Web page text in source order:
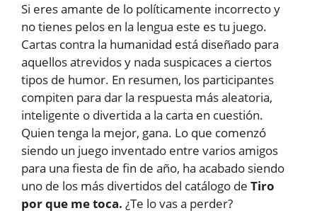
Si eres amante de lo políticamente incorrecto y
no tienes pelos en la lengua este es tu juego.
Cartas contra la humanidad está diseñado para
aquellos atrevidos y nada suspicaces a ciertos
tipos de humor. En resumen, los participantes
compiten para dar la respuesta más aleatoria,
inteligente o divertida a la carta en cuestión.
Quien tenga la mejor, gana. Lo que comenzó
siendo un juego inventado entre varios amigos
para una fiesta de fin de año, ha acabado siendo
uno de los más divertidos del catálogo de Tiro
por que me toca. ¿Te lo vas a perder?